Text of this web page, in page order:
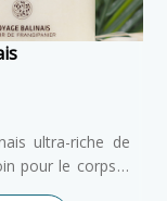
ultra-riche de
pour le corps à
florale de